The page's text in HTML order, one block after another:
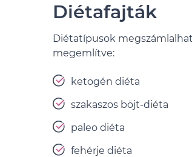
Diétafajták
Diétatípusok
megemlítve:
ketogén diéta
szakaszos böjt-diéta
paleo diéta
fehérje diéta